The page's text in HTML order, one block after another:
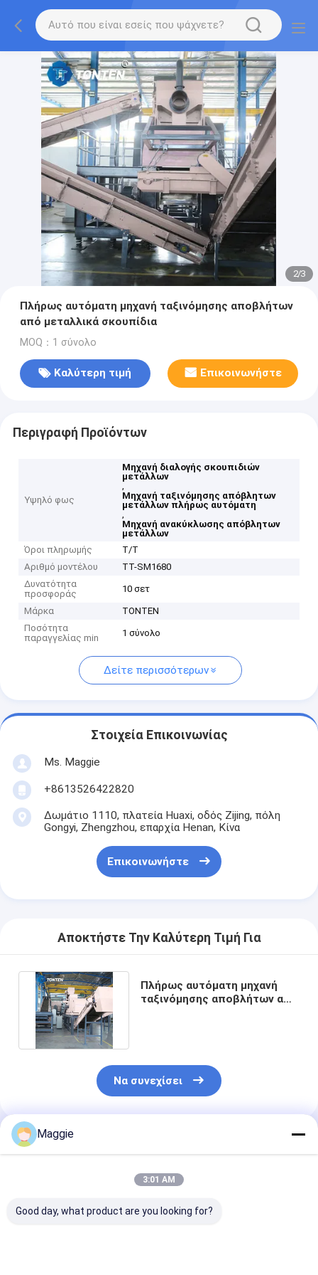
2/3
Πλήρως αυτόματη μηχανή ταξινόμησης αποβλήτων
από μεταλλικά σκουπίδια
MOQ：1 σύνολο
Καλύτερη τιμή Επικοινωνήστε
Περιγραφή Προϊόντων
Υψηλό φως
Μηχανή διαλογής σκουπιδιών
μετάλλων
,
Μηχανή ταξινόμησης απόβλητων
μετάλλων πλήρως αυτόματη
,
Μηχανή ανακύκλωσης απόβλητων
μετάλλων
Όροι πληρωμής
Τ/Τ
Αριθμό μοντέλου
ΤΤ-SM1680
Δυνατότητα
προσφοράς
10 σετ
Μάρκα
TONTEN
Ποσότητα
παραγγελίας min
1 σύνολο
Δείτε περισσότερων
Στοιχεία Επικοινωνίας
Ms. Maggie
+8613526422820
Δωμάτιο 1110, πλατεία Huaxi, οδός Zijing, πόλη
Gongyi, Zhengzhou, επαρχία Henan, Κίνα
Επικοινωνήστε
Αποκτήστε Την Καλύτερη Τιμή Για
Πλήρως αυτόματη μηχανή
ταξινόμησης αποβλήτων από
Να συνεχίσει
Συνιστώμενα Προϊόντα
Maggie
3:01 AM
Good day, what product are you looking for?